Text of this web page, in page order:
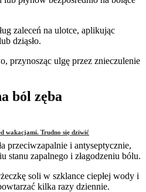
wakacjami. Trudno się dziwić
zaleceń na ulotce, aplikując
dziąsło.
przynosząc ulgę przez znieczulenie
ból zęba
przeciwzapalnie i antyseptycznie,
stanu zapalnego i złagodzeniu bólu.
soli w szklance ciepłej wody i
kilka razy dziennie.